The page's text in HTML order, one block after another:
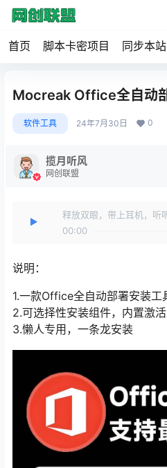
首页 脚本卡密项目 同步本
Mocreak Office全自动
软件工具 24年7月30日 0
揽月听风
网创联盟
释放双眼，带上耳机，听
00:00
说明：
1.一款Office全自动部署安装工
2.可选择性安装组件，内置激
3.懒人专用，一条龙安装